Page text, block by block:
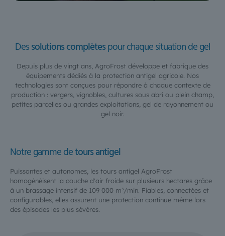
Dessolutions complètespour chaque situation de gel
Depuis plus de vingt ans, AgroFrost développe et fabrique des
équipements dédiés à la protection antigel agricole. Nos
technologies sont conçues pour répondre à chaque contexte de
production : vergers, vignobles, cultures sous abri ou plein champ,
petites parcelles ou grandes exploitations, gel de rayonnement ou
gel noir.
Notre gamme detours antigel
Puissantes et autonomes, les tours antigel AgroFrost
homogénéisent la couche d'air froide sur plusieurs hectares grâce
à un brassage intensif de 109 000 m³/min. Fiables, connectées et
configurables, elles assurent une protection continue même lors
des épisodes les plus sévères.